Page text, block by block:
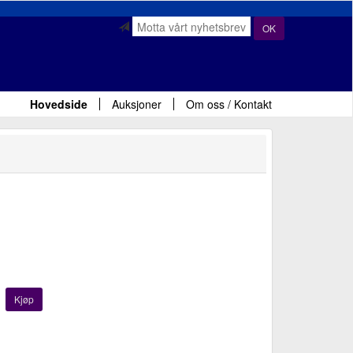
OK
Hovedside Auksjoner Om oss / Kontakt
Kjøp